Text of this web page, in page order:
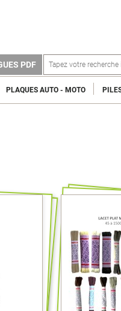
PDF
PLAQUES AUTO - MOTO